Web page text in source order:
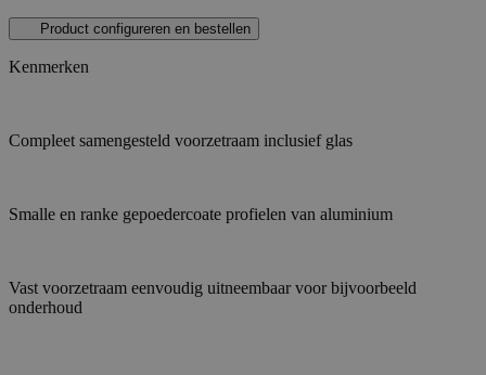
Product configureren en bestellen
Kenmerken
Compleet samengesteld voorzetraam inclusief glas
Smalle en ranke gepoedercoate profielen van aluminium
Vast voorzetraam eenvoudig uitneembaar voor bijvoorbeeld
onderhoud